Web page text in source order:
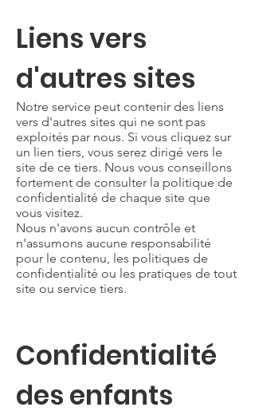
Liens vers
d'autres sites
Notre service peut contenir des liens
vers d'autres sites qui ne sont pas
exploités par nous. Si vous cliquez sur
un lien tiers, vous serez dirigé vers le
site de ce tiers. Nous vous conseillons
fortement de consulter la politique de
confidentialité de chaque site que
vous visitez.
Nous n'avons aucun contrôle et
n'assumons aucune responsabilité
pour le contenu, les politiques de
confidentialité ou les pratiques de tout
site ou service tiers.
Confidentialité
des enfants